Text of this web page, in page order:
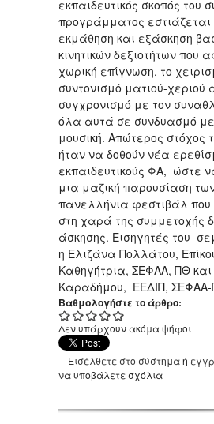
εκπαιδευτικός σκοπός του
προγράμματος εστιάζεται
εκμάθηση και εξάσκηση
κινητικών δεξιοτήτων που
χωρική επίγνωση, το
συντονισμό ματιού-χεριού
συγχρονισμό με τον
όλα αυτά σε συνδυασμό
μουσική. Απώτερος στόχος
ήταν να δοθούν νέα
εκπαιδευτικούς ΦΑ, ώστε
μια μαζική παρουσίαση
πανελλήνια φεστιβάλ που
στη χαρά της συμμετοχής
άσκησης. Εισηγητές του
η Ελιζάνα Πολλάτου,
Καθηγήτρια, ΣΕΦΑΑ, ΠΘ
Καραδήμου, ΕΕΔΙΠ,
Βαθμολογήστε το άρθρο:
Δεν υπάρχουν ακόμα ψήφοι
Εισέλθετε στο σύστημαή
να υποβάλετε σχόλια